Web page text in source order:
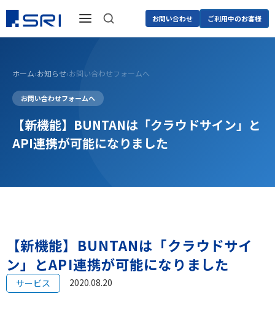
お問い合わせ ご利用中のお客様
ホーム›お知らせ›お問い合わせフォームへ
お問い合わせフォームへ
【新機能】BUNTANは「クラウドサイン」と
API連携が可能になりました
【新機能】BUNTANは「クラウドサイ
ン」とAPI連携が可能になりました
サービス 2020.08.20